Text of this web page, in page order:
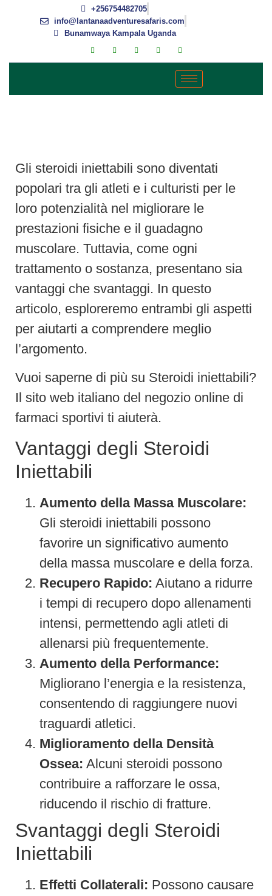
+256754482705
info@lantanaadventuresafaris.com
Bunamwaya Kampala Uganda
Gli steroidi iniettabili sono diventati
popolari tra gli atleti e i culturisti per le
loro potenzialità nel migliorare le
prestazioni fisiche e il guadagno
muscolare. Tuttavia, come ogni
trattamento o sostanza, presentano sia
vantaggi che svantaggi. In questo
articolo, esploreremo entrambi gli aspetti
per aiutarti a comprendere meglio
l’argomento.
Vuoi saperne di più su Steroidi iniettabili?
Il sito web italiano del negozio online di
farmaci sportivi ti aiuterà.
Vantaggi degli Steroidi
Iniettabili
Aumento della Massa Muscolare:
Gli steroidi iniettabili possono
favorire un significativo aumento
della massa muscolare e della forza.
Recupero Rapido: Aiutano a ridurre
i tempi di recupero dopo allenamenti
intensi, permettendo agli atleti di
allenarsi più frequentemente.
Aumento della Performance:
Migliorano l’energia e la resistenza,
consentendo di raggiungere nuovi
traguardi atletici.
Miglioramento della Densità
Ossea: Alcuni steroidi possono
contribuire a rafforzare le ossa,
riducendo il rischio di fratture.
Svantaggi degli Steroidi
Iniettabili
Effetti Collaterali: Possono causare